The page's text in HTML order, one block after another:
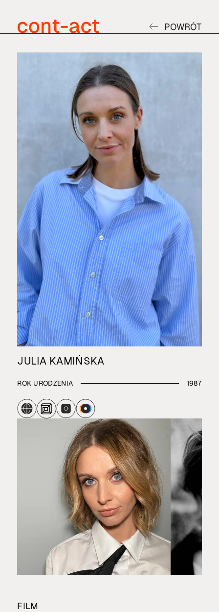
POWRÓT
JULIA KAMIŃSKA
ROK URODZENIA 1987
FILM